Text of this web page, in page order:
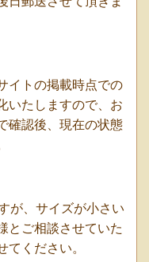
イトの掲載時点での
いたしますので、お
確認後、現在の状態
が、サイズが小さい
とご相談させていた
てください。